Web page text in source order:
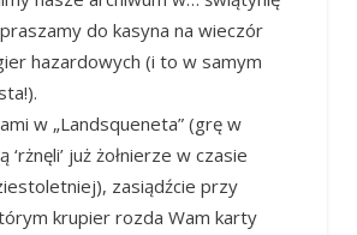
do kasyna na wieczór
hazardowych (i to w samym
w „Landsqueneta” (grę w
już żołnierze w czasie
zasiądźcie przy
krupier rozda Wam karty